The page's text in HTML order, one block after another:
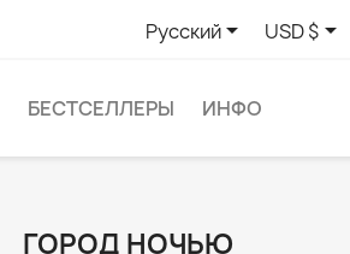
Русский USD $
БЕСТСЕЛЛЕРЫ ИНФО
ГОРОД НОЧЬЮ